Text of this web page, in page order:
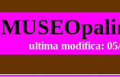
ultima modifica: